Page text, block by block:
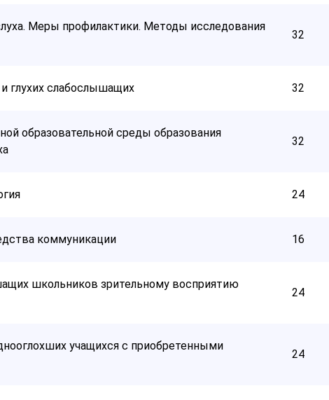
Меры профилактики. Методы исследования
32
глухих слабослышащих 32
образовательной среды образования
32
24
коммуникации 16
школьников зрительному восприятию
24
учащихся с приобретенными
24